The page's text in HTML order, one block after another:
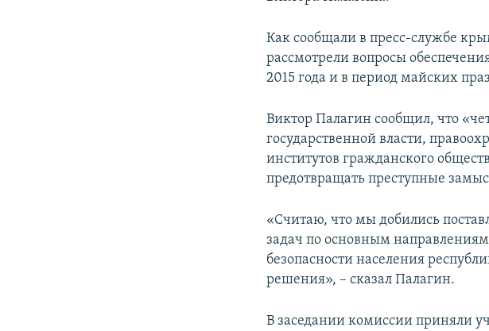
Как сообщали в пресс-службе
рассмотрели вопросы
2015 года и в период майских
Виктор Палагин сообщил, что
государственной власти,
институтов гражданского
предотвращать преступные
«Считаю, что мы добились
задач по основным
безопасности населения
решения», – сказал Палагин.
В заседании комиссии приняли